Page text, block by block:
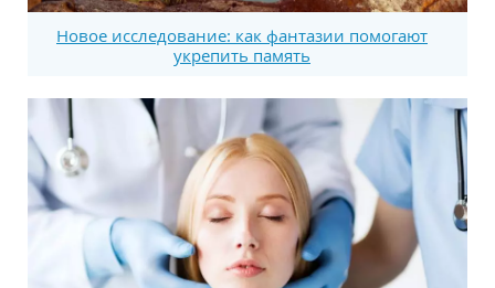
Новое исследование: как фантазии помогают
укрепить память